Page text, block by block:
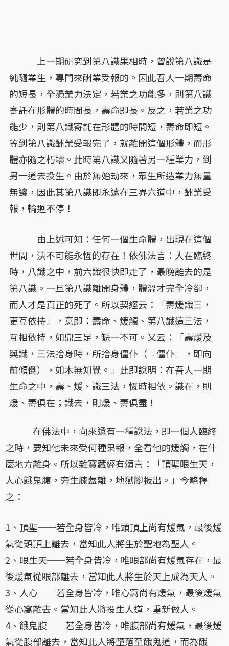
上一期研究到第八識果相時，曾說第八識是
純隨業生，專門來酬業受報的。因此吾人一期壽命
的短長，全憑業力決定，若業之功能多，則第八識
寄託在形體的時間長，壽命即長。反之，若業之功
能少，則第八識寄託在形體的時間短，壽命即短。
等到第八識酬業受報完了，就離開這個形體，而形
體亦隨之朽壞。此時第八識又隨著另一種業力，到
另一道去投生。由於無始劫來，眾生所造業力無量
無邊，因此其第八識即永遠在三界六道中，酬業受
報，輪迴不停！
由上述可知：任何一個生命體，出現在這個
世間，決不可能永恆的存在！依佛法言：人在臨終
時，八識之中，前六識很快即走了，最晚離去的是
第八識。一旦第八識離開身體，體溫才完全冷卻，
而人才是真正的死了。所以契經云：「壽煖識三，
更互依持」，意即：壽命、煖觸、第八識這三法，
互相依持，如鼎三足，缺一不可。又云：「壽煖及
與識，三法捨身時，所捨身僵仆（『僵仆』，即向
前傾倒），如木無知覺。」此即說明：在吾人一期
生命之中，壽、煖、識三法，恆時相依。識在，則
煖、壽俱在；識去，則煖、壽俱盡！
在佛法中，向來還有一種說法，即一個人臨終
之時，要知他未來受何種果報，全看他的煖觸，在什
麼地方離身。所以雜寶藏經有頌言：「頂聖眼生天，
人心餓鬼腹，旁生膝蓋離，地獄腳板出。」今略釋
之：
1、頂聖──若全身皆冷，唯頭頂上尚有煖氣，最後煖
氣從頭頂上離去，當知此人將生於聖地為聖人。
2、眼生天──若全身皆冷，唯眼部尚有煖氣存在，最
後煖氣從眼部離去，當知此人將生於天上成為天人。
3、人心──若全身皆冷，唯心窩尚有煖氣，最後煖氣
從心窩離去。當知此人將投生人道，重新做人。
4、餓鬼腹──若全身皆冷，唯腹部尚有煖氣，最後煖
氣從腹部離去，當知此人將墮落至餓鬼道，而為餓